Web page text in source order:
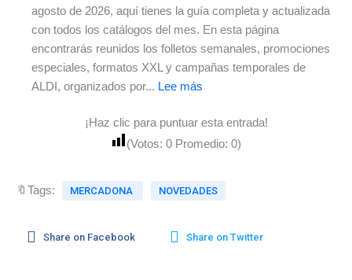
agosto de 2026, aquí tienes la guía completa y actualizada
con todos los catálogos del mes. En esta página
encontrarás reunidos los folletos semanales, promociones
especiales, formatos XXL y campañas temporales de
ALDI, organizados por... Lee más
¡Haz clic para puntuar esta entrada!
(Votos: 0 Promedio: 0)
🔖Tags: MERCADONA NOVEDADES
Share on Facebook Share on Twitter